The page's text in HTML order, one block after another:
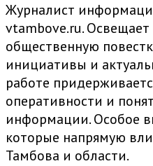
Журналист
vtambove.ru. Освещает
общественную
инициативы и
работе
оперативности и
информации. Особое
которые напрямую
Тамбова и области.